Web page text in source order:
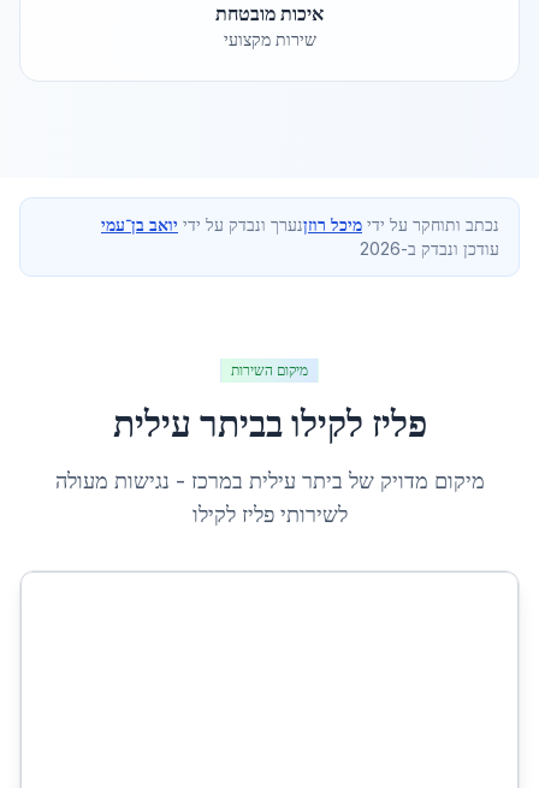
איכות מובטחת
שירות מקצועי
נכתב ותוחקר על ידי מיכל רוזןנערך ונבדק על ידי יואב בן־עמי
עודכן ונבדק ב-2026
מיקום השירות
פליז לקילובביתר עילית
מיקום מדויק של ביתר עילית במרכז - נגישות מעולה
לשירותיפליז לקילו